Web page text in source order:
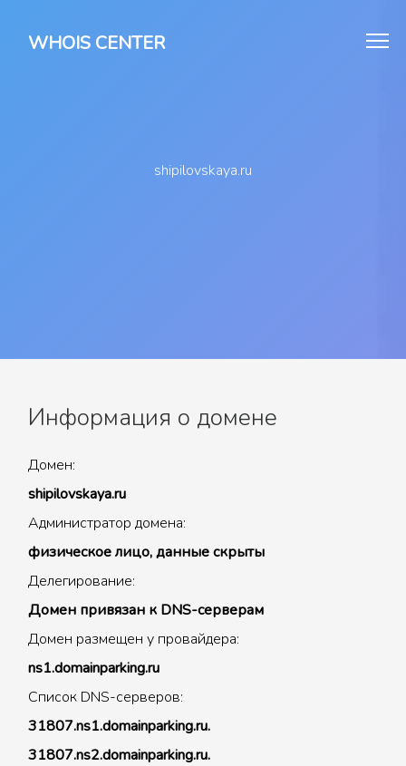
WHOIS CENTER
shipilovskaya.ru
Информация о домене
Домен:
shipilovskaya.ru
Администратор домена:
физическое лицо, данные скрыты
Делегирование:
Домен привязан к DNS-серверам
Домен размещен у провайдера:
ns1.domainparking.ru
Список DNS-серверов:
31807.ns1.domainparking.ru.
31807.ns2.domainparking.ru.